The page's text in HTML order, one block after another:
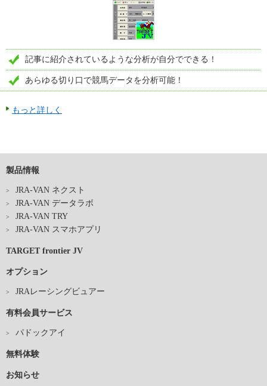
記事に紹介されているような分析が自分でできる！
あらゆる切り口で競馬データを分析可能！
もっと詳しく
製品情報
JRA-VAN ネクスト
JRA-VAN データラボ
JRA-VAN TRY
JRA-VAN スマホアプリ
TARGET frontier JV
オプション
JRAレーシングビュアー
有料会員サービス
パドックアイ
無料体験
お知らせ